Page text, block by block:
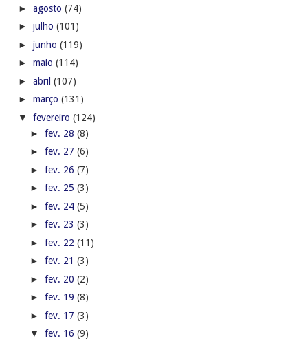
► agosto (74)
► julho (101)
► junho (119)
► maio (114)
► abril (107)
► março (131)
▼ fevereiro (124)
► fev. 28 (8)
► fev. 27 (6)
► fev. 26 (7)
► fev. 25 (3)
► fev. 24 (5)
► fev. 23 (3)
► fev. 22 (11)
► fev. 21 (3)
► fev. 20 (2)
► fev. 19 (8)
► fev. 17 (3)
▼ fev. 16 (9)